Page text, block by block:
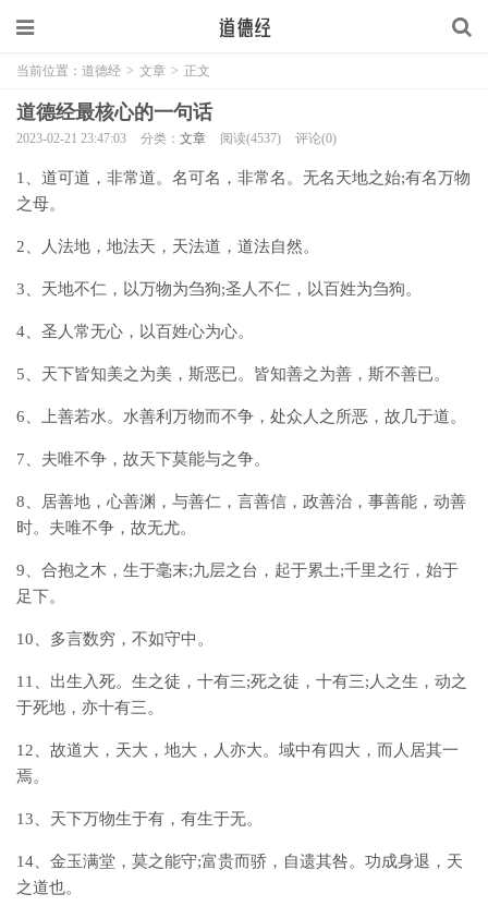
当前位置： 道德经 > 文章 > 正文
道德经最核心的一句话
2023-02-21 23:47:03 分类： 文章 阅读(4537) 评论(0)
1、道可道，非常道。名可名，非常名。无名天地之始;有名万物
之母。
2、人法地，地法天，天法道，道法自然。
3、天地不仁，以万物为刍狗;圣人不仁，以百姓为刍狗。
4、圣人常无心，以百姓心为心。
5、天下皆知美之为美，斯恶已。皆知善之为善，斯不善已。
6、上善若水。水善利万物而不争，处众人之所恶，故几于道。
7、夫唯不争，故天下莫能与之争。
8、居善地，心善渊，与善仁，言善信，政善治，事善能，动善
时。夫唯不争，故无尤。
9、合抱之木，生于毫末;九层之台，起于累土;千里之行，始于
足下。
10、多言数穷，不如守中。
11、出生入死。生之徒，十有三;死之徒，十有三;人之生，动之
于死地，亦十有三。
12、故道大，天大，地大，人亦大。域中有四大，而人居其一
焉。
13、天下万物生于有，有生于无。
14、金玉满堂，莫之能守;富贵而骄，自遗其咎。功成身退，天
之道也。